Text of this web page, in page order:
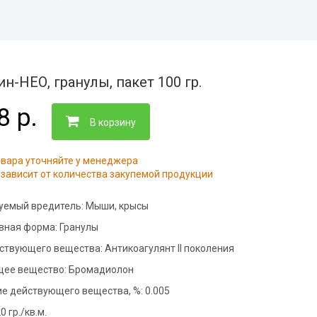
и саун
цеха
НЕО, гранулы, пакет 100 гр.
р. В корзину
уточняйте у менеджера
от количества закупемой продукции
вредитель: Мыши, крысы
форма: Гранулы
вещества: Антикоагулянт II поколения
вещество: Бромадиолон
действующего вещества, %: 0.005
гр./кв.м.